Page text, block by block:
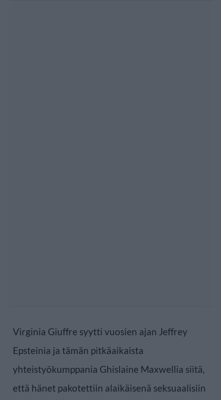
Virginia Giuffre syytti vuosien ajan Jeffrey
Epsteinia ja tämän pitkäaikaista
yhteistyökumppania Ghislaine Maxwellia siitä,
että hänet pakotettiin alaikäisenä seksuaalisiin